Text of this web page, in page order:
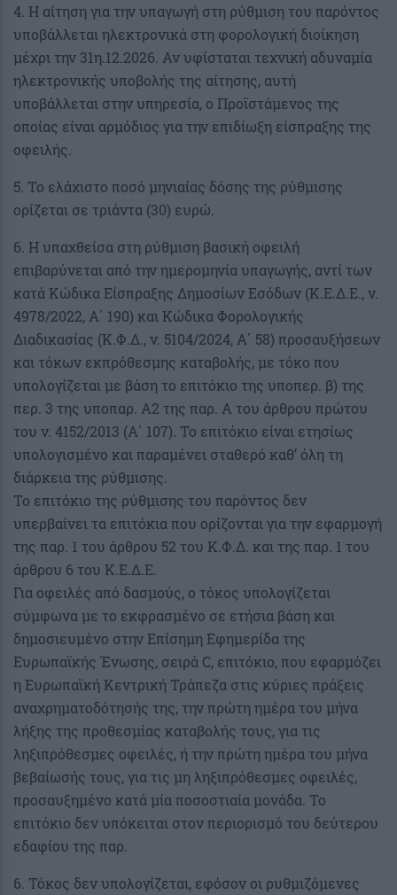
4. Η αίτηση για την υπαγωγή στη ρύθμιση του παρόντος
υποβάλλεται ηλεκτρονικά στη φορολογική διοίκηση
μέχρι την 31η.12.2026. Αν υφίσταται τεχνική αδυναμία
ηλεκτρονικής υποβολής της αίτησης, αυτή
υποβάλλεται στην υπηρεσία, ο Προϊστάμενος της
οποίας είναι αρμόδιος για την επιδίωξη είσπραξης της
οφειλής.
5. Το ελάχιστο ποσό μηνιαίας δόσης της ρύθμισης
ορίζεται σε τριάντα (30) ευρώ.
6. Η υπαχθείσα στη ρύθμιση βασική οφειλή
επιβαρύνεται από την ημερομηνία υπαγωγής, αντί των
κατά Κώδικα Είσπραξης Δημοσίων Εσόδων (Κ.Ε.Δ.Ε., ν.
4978/2022, Α΄ 190) και Κώδικα Φορολογικής
Διαδικασίας (Κ.Φ.Δ., ν. 5104/2024, Α΄ 58) προσαυξήσεων
και τόκων εκπρόθεσμης καταβολής, με τόκο που
υπολογίζεται με βάση το επιτόκιο της υποπερ. β) της
περ. 3 της υποπαρ. Α2 της παρ. Α του άρθρου πρώτου
του ν. 4152/2013 (Α΄ 107). Το επιτόκιο είναι ετησίως
υπολογισμένο και παραμένει σταθερό καθ’ όλη τη
διάρκεια της ρύθμισης.
Το επιτόκιο της ρύθμισης του παρόντος δεν
υπερβαίνει τα επιτόκια που ορίζονται για την εφαρμογή
της παρ. 1 του άρθρου 52 του Κ.Φ.Δ. και της παρ. 1 του
άρθρου 6 του Κ.Ε.Δ.Ε.
Για οφειλές από δασμούς, ο τόκος υπολογίζεται
σύμφωνα με το εκφρασμένο σε ετήσια βάση και
δημοσιευμένο στην Επίσημη Εφημερίδα της
Ευρωπαϊκής Ένωσης, σειρά C, επιτόκιο, που εφαρμόζει
η Ευρωπαϊκή Κεντρική Τράπεζα στις κύριες πράξεις
αναχρηματοδότησής της, την πρώτη ημέρα του μήνα
λήξης της προθεσμίας καταβολής τους, για τις
ληξιπρόθεσμες οφειλές, ή την πρώτη ημέρα του μήνα
βεβαίωσής τους, για τις μη ληξιπρόθεσμες οφειλές,
προσαυξημένο κατά μία ποσοστιαία μονάδα. Το
επιτόκιο δεν υπόκειται στον περιορισμό του δεύτερου
εδαφίου της παρ.
6. Τόκος δεν υπολογίζεται, εφόσον οι ρυθμιζόμενες